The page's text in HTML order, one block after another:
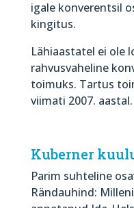
igale konverentsil
kingitus.
Lähiaastatel ei ole
rahvusvaheline
toimuks. Tartus
viimati 2007. aastal.
Kuberner
Parim suhteline
Rändauhind: